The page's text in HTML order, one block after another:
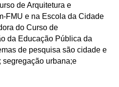
de Arquitetura e
FMU e na Escola da Cidade
do Curso de
da Educação Pública da
de pesquisa são cidade e
segregação urbana;e